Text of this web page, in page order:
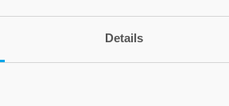
Details
Zur Rezeption des badischen
in der Nachkriegszeit